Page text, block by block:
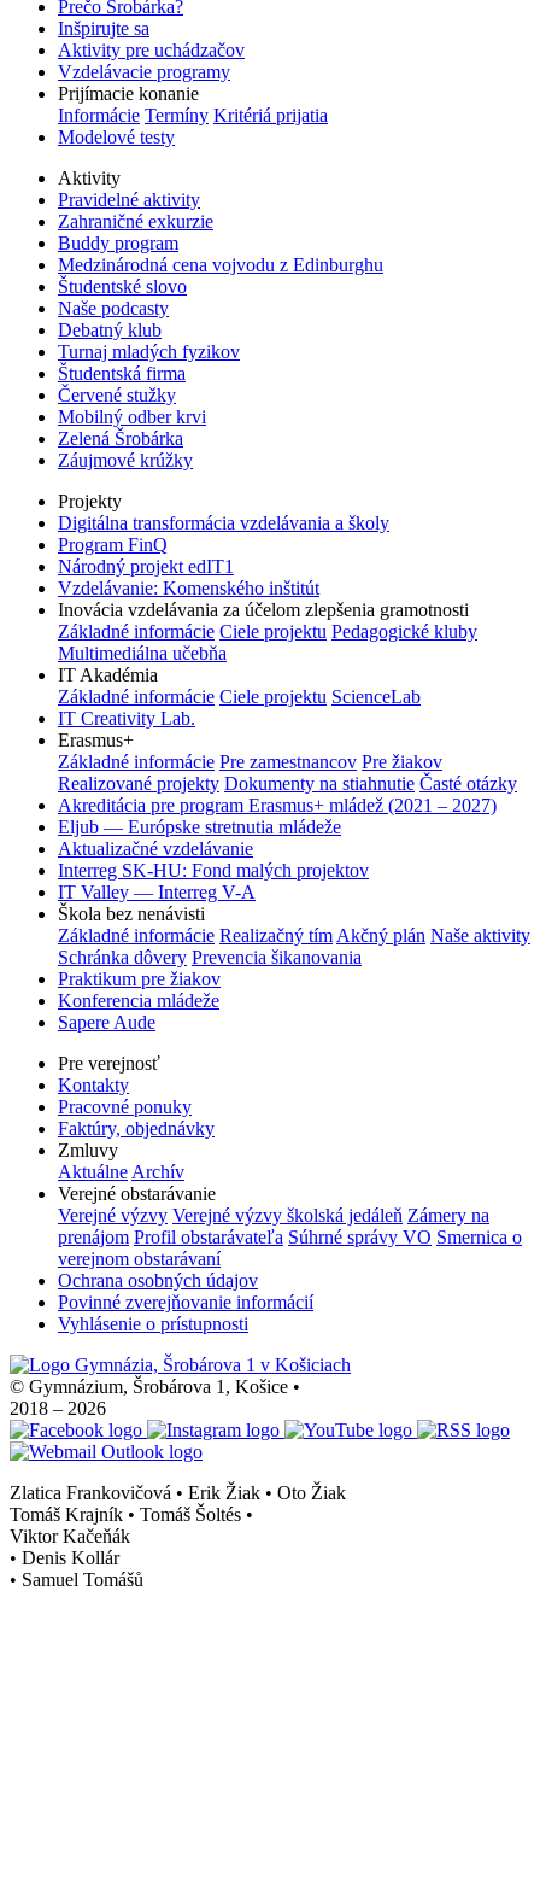
Prečo Šrobárka?
Inšpirujte sa
Aktivity pre uchádzačov
Vzdelávacie programy
Prijímacie konanie
Informácie Termíny Kritériá prijatia
Modelové testy
Aktivity
Pravidelné aktivity
Zahraničné exkurzie
Buddy program
Medzinárodná cena vojvodu z Edinburghu
Študentské slovo
Naše podcasty
Debatný klub
Turnaj mladých fyzikov
Študentská firma
Červené stužky
Mobilný odber krvi
Zelená Šrobárka
Záujmové krúžky
Projekty
Digitálna transformácia vzdelávania a školy
Program FinQ
Národný projekt edIT1
Vzdelávanie: Komenského inštitút
Inovácia vzdelávania za účelom zlepšenia gramotnosti
Základné informácie Ciele projektu Pedagogické kluby
Multimediálna učebňa
IT Akadémia
Základné informácie Ciele projektu ScienceLab
IT Creativity Lab.
Erasmus+
Základné informácie Pre zamestnancov Pre žiakov
Realizované projekty Dokumenty na stiahnutie Časté otázky
Akreditácia pre program Erasmus+ mládež (2021 – 2027)
Eljub — Európske stretnutia mládeže
Aktualizačné vzdelávanie
Interreg SK-HU: Fond malých projektov
IT Valley — Interreg V-A
Škola bez nenávisti
Základné informácie Realizačný tím Akčný plán Naše aktivity
Schránka dôvery Prevencia šikanovania
Praktikum pre žiakov
Konferencia mládeže
Sapere Aude
Pre verejnosť
Kontakty
Pracovné ponuky
Faktúry, objednávky
Zmluvy
Aktuálne Archív
Verejné obstarávanie
Verejné výzvy Verejné výzvy školská jedáleň Zámery na
prenájom Profil obstarávateľa Súhrné správy VO Smernica o
verejnom obstarávaní
Ochrana osobných údajov
Povinné zverejňovanie informácií
Vyhlásenie o prístupnosti
© Gymnázium, Šrobárova 1, Košice •
2018 – 2026
Zlatica Frankovičová • Erik Žiak • Oto Žiak
Tomáš Krajník • Tomáš Šoltés •
Viktor Kačeňák
• Denis Kollár
• Samuel Tomášů